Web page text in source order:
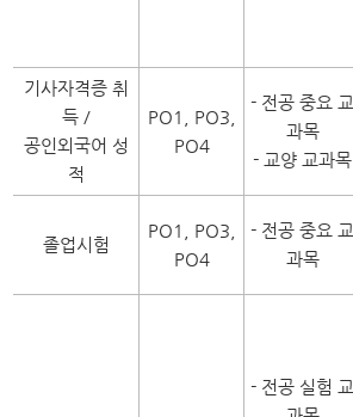
기사자격증 취
득 /
공인외국어 성
적
PO1, PO3,
PO4
- 전공 중요 교
과목
- 교양 교과목
졸업시험
PO1, PO3,
PO4
- 전공 중요 교
과목
- 전공 실험 교